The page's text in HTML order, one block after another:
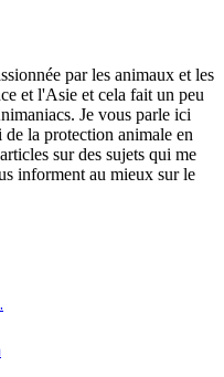
par les animaux et les
et l'Asie et cela fait un peu
Je vous parle ici
de la protection animale en
sur des sujets qui me
informent au mieux sur le